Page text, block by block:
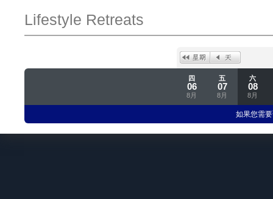
Lifestyle Retreats
四
06
8月
五
07
8月
六
08
8月
如果您需